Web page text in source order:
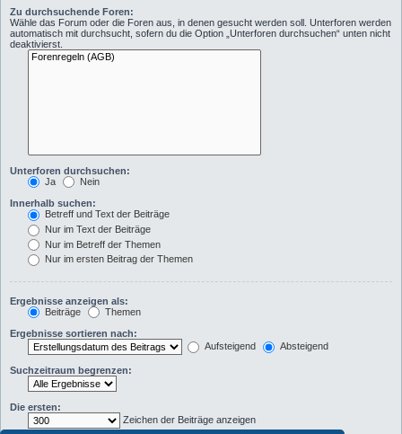
Zu durchsuchende Foren:
Wähle das Forum oder die Foren aus, in denen gesucht werden soll. Unterforen werden
automatisch mit durchsucht, sofern du die Option „Unterforen durchsuchen“ unten nicht
deaktivierst.
Unterforen durchsuchen:
Ja
Nein
Innerhalb suchen:
Betreff und Text der Beiträge
Nur im Text der Beiträge
Nur im Betreff der Themen
Nur im ersten Beitrag der Themen
Ergebnisse anzeigen als:
Beiträge
Themen
Ergebnisse sortieren nach:
Aufsteigend
Absteigend
Suchzeitraum begrenzen:
Die ersten:
Zeichen der Beiträge anzeigen